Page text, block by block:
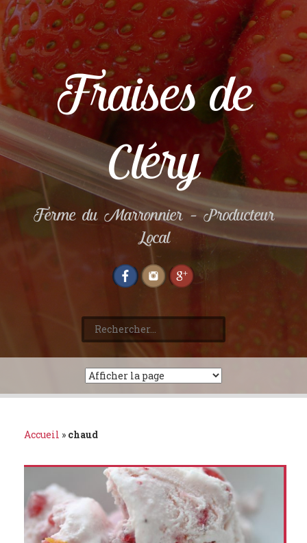
Fraises de
Cléry
Ferme du Marronnier – Producteur
Local
Rechercher :
Accueil » chaud